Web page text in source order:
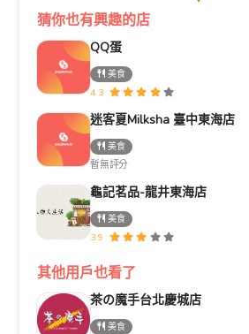
猜你也有興趣的店
QQ蛋
美食
4.3
迷客夏Milksha 臺中東海店
美食
暫無評分
龜記茗品-龍井東海店
美食
3.9
其他用戶也看了
茶の魔手台北慶城店
美食